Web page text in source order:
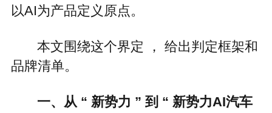
以AI为产品定义原点。
本文围绕这个界定 ， 给出判定框架和
品牌清单。
一、从 “ 新势力 ” 到 “ 新势力AI汽车